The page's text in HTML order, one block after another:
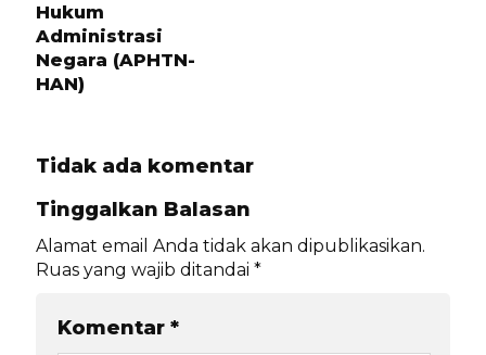
Hukum
Administrasi
Negara (APHTN-
HAN)
Tidak ada komentar
Tinggalkan Balasan
Alamat email Anda tidak akan dipublikasikan.
Ruas yang wajib ditandai *
Komentar *